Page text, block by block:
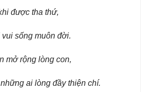
được tha thứ,
sống muôn đời.
mở rộng lòng con,
ai lòng đầy thiện chí.